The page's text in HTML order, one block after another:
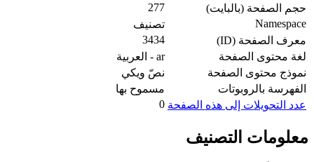
حجم الصفحة (بالبايت)
277
Namespace
تصنيف
معرف الصفحة (ID)
3434
لغة محتوى الصفحة
ar - العربية
نموذج محتوى الصفحة
نصّ ويكي
الفهرسة بالروبوتات
مسموح بها
عدد التحويلات إلى هذه الصفحة 0
معلومات التصنيف